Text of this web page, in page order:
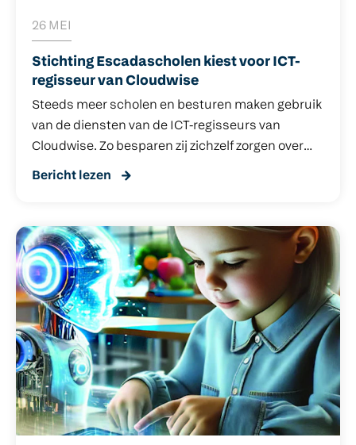
26 MEI
Stichting Escadascholen kiest voor ICT-
regisseur van Cloudwise
Steeds meer scholen en besturen maken gebruik
van de diensten van de ICT-regisseurs van
Cloudwise. Zo besparen zij zichzelf zorgen over
vraagstukken rond het vormgeven en
geleden. We vroegen Wim Dieleman, teamleider
van twee Escalda-scholen, naar zijn ervaringen.
Bericht lezen